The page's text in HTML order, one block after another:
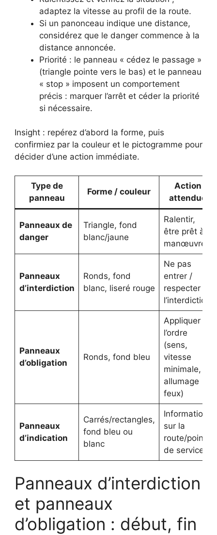
adaptez la vitesse au profil de la route.
Si un panonceau indique une distance,
considérez que le danger commence à la
distance annoncée.
Priorité : le panneau « cédez le passage »
(triangle pointe vers le bas) et le panneau
« stop » imposent un comportement
précis : marquer l’arrêt et céder la priorité
si nécessaire.
Insight : repérez d’abord la forme, puis
confirmiez par la couleur et le pictogramme pour
décider d’une action immédiate.
Type de
panneau
Forme / couleur
Action
attendue
Panneaux de
danger
Triangle, fond
blanc/jaune
Ralentir,
être prêt à
manœuvrer
Panneaux
d’interdiction
Ronds, fond
blanc, liseré rouge
Ne pas
entrer /
respecter
l’interdiction
Panneaux
d’obligation
Ronds, fond bleu
Appliquer
l’ordre
(sens,
vitesse
minimale,
allumage
feux)
Panneaux
d’indication
Carrés/rectangles,
fond bleu ou
blanc
Informations
sur la
route/points
de service
Panneaux d’interdiction
et panneaux
d’obligation : début, fin